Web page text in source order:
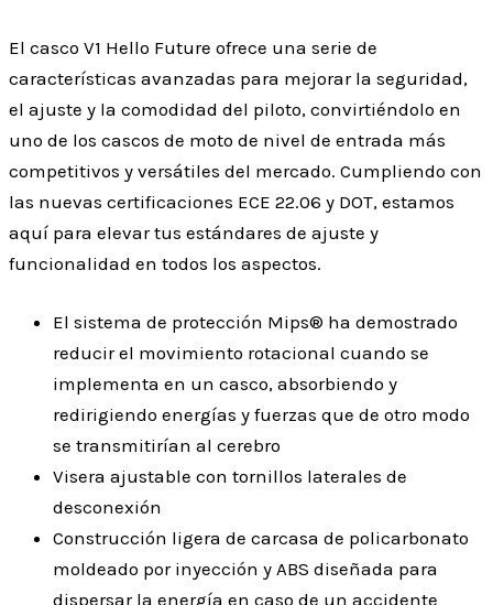
El casco V1 Hello Future ofrece una serie de
características avanzadas para mejorar la seguridad,
el ajuste y la comodidad del piloto, convirtiéndolo en
uno de los cascos de moto de nivel de entrada más
competitivos y versátiles del mercado. Cumpliendo con
las nuevas certificaciones ECE 22.06 y DOT, estamos
aquí para elevar tus estándares de ajuste y
funcionalidad en todos los aspectos.
El sistema de protección Mips® ha demostrado
reducir el movimiento rotacional cuando se
implementa en un casco, absorbiendo y
redirigiendo energías y fuerzas que de otro modo
se transmitirían al cerebro
Visera ajustable con tornillos laterales de
desconexión
Construcción ligera de carcasa de policarbonato
moldeado por inyección y ABS diseñada para
dispersar la energía en caso de un accidente